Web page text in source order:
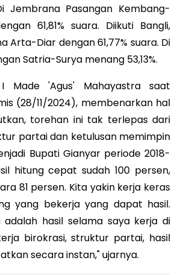
Jembrana Pasangan Kembang-
61,81% suara. Diikuti Bangli,
Arta-Diar dengan 61,77% suara. Di
Satria-Surya menang 53,13%.
Made 'Agus' Mahayastra saat
(28/11/2024), membenarkan hal
torehan ini tak terlepas dari
partai dan ketulusan memimpin
Bupati Gianyar periode 2018-
hitung cepat sudah 100 persen,
81 persen. Kita yakin kerja keras
yang bekerja yang dapat hasil.
adalah hasil selama saya kerja di
birokrasi, struktur partai, hasil
secara instan," ujarnya.